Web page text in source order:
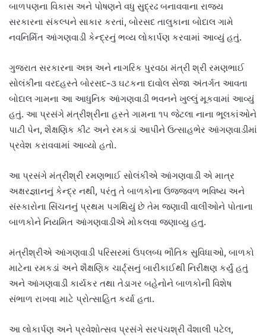
બાળપણના વિકાસ અને પોષણને વધુ સુદ્રઢ બનાવવાના રાજ્ય
સરકારના સંકલ્પને સાકાર કરતાં, બોરસદ તાલુકાના બોદાલ ગામે
નવનિર્મિત આંગણવાડી કેન્દ્રનું ભવ્ય લોકાર્પણ કરવામાં આવ્યું હતું.
ગુજરાત સરકારના અન્ન અને નાગરિક પુરવઠા મંત્રી શ્રી રમણભાઈ
સોલંકીના વરદહસ્તે બોરસદ-૩ ઘટકના દાવોલ સેજા અંતર્ગત આવતા
બોદાલ ગામના આ આધુનિક આંગણવાડી ભવનને ખુલ્લું મૂકવામાં આવ્યું
હતું. આ પ્રસંગે મંત્રીશ્રીના હસ્તે ગામના ૧૫ જેટલા નાના ભૂલકાંઓને
પાટી પેન, શૈક્ષણિક કીટ અને રમકડાં આપીને ઉત્સાહભેર આંગણવાડીમાં
પ્રવેશ કરાવવામાં આવ્યો હતો.
આ પ્રસંગે મંત્રીશ્રી રમણભાઈ સોલંકીએ આંગણવાડી એ માત્ર
અક્ષરજ્ઞાનનું કેન્દ્ર નથી, પરંતુ તે બાળકોના ઉજ્જવળ ભવિષ્ય અને
સંસ્કારોના સિંચનનું પ્રથમ પગથિયું છે તેમ જણાવી વાલીઓને પોતાના
બાળકોને નિયમિત આંગણવાડીએ મોકલવા જણાવ્યુ હતુ.
મંત્રીશ્રીએ આંગણવાડી પરિસરમાં ઉપલબ્ધ ભૌતિક સુવિધાઓ, બાળકો
માટેના રમકડાં અને શૈક્ષણિક ચાર્ટ્સનું બારીકાઈથી નિરીક્ષણ કર્યું હતું
અને આંગણવાડી કાર્યકર તથા તેડાગર બહેનોને બાળકોની વિશેષ
સંભાળ રાખવા માટે પ્રોત્સાહિત કર્યા હતા.
આ લોકાર્પણ અને પ્રવેશોત્સવ પ્રસંગે સરપંચશ્રી વૈશાલી પટેલ,